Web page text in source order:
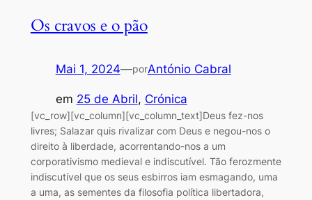
Os cravos e o pão
Mai 1, 2024—porAntónio Cabral
em 25 de Abril, Crónica
[vc_row][vc_column][vc_column_text]Deus fez-nos
livres; Salazar quis rivalizar com Deus e negou-nos o
direito à liberdade, acorrentando-nos a um
corporativismo medieval e indiscutível. Tão ferozmente
indiscutível que os seus esbirros iam esmagando, uma
a uma, as sementes da filosofia política libertadora,